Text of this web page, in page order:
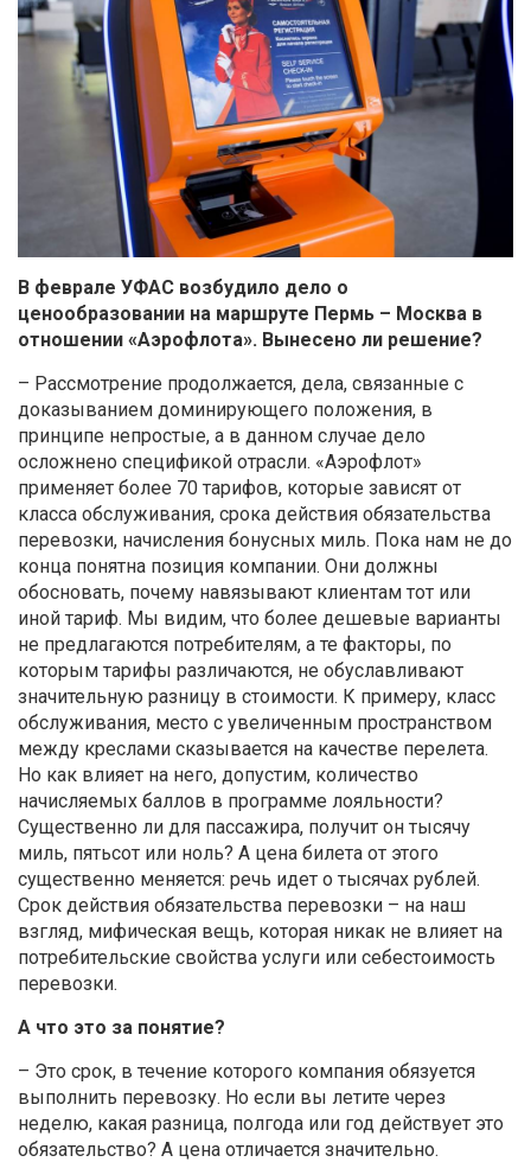
В феврале УФАС возбудило дело о
ценообразовании на маршруте Пермь – Москва в
отношении «Аэрофлота». Вынесено ли решение?
– Рассмотрение продолжается, дела, связанные с
доказыванием доминирующего положения, в
принципе непростые, а в данном случае дело
осложнено спецификой отрасли. «Аэрофлот»
применяет более 70 тарифов, которые зависят от
класса обслуживания, срока действия обязательства
перевозки, начисления бонусных миль. Пока нам не до
конца понятна позиция компании. Они должны
обосновать, почему навязывают клиентам тот или
иной тариф. Мы видим, что более дешевые варианты
не предлагаются потребителям, а те факторы, по
которым тарифы различаются, не обуславливают
значительную разницу в стоимости. К примеру, класс
обслуживания, место с увеличенным пространством
между креслами сказывается на качестве перелета.
Но как влияет на него, допустим, количество
начисляемых баллов в программе лояльности?
Существенно ли для пассажира, получит он тысячу
миль, пятьсот или ноль? А цена билета от этого
существенно меняется: речь идет о тысячах рублей.
Срок действия обязательства перевозки – на наш
взгляд, мифическая вещь, которая никак не влияет на
потребительские свойства услуги или себестоимость
перевозки.
А что это за понятие?
– Это срок, в течение которого компания обязуется
выполнить перевозку. Но если вы летите через
неделю, какая разница, полгода или год действует это
обязательство? А цена отличается значительно.